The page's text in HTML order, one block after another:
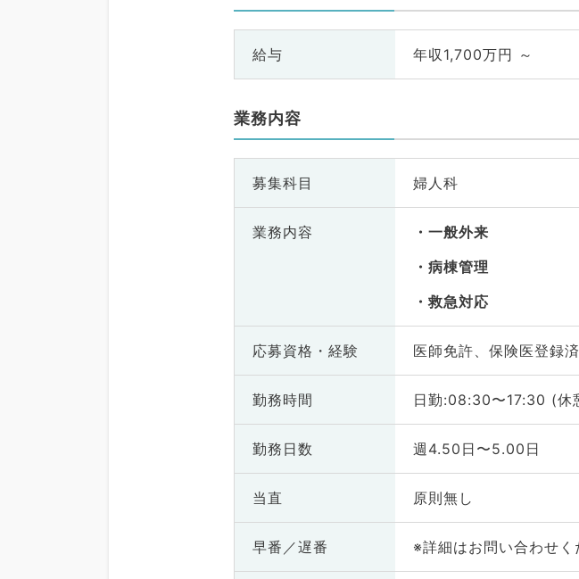
給与 年収1,700万円 ～
業務内容
募集科目 婦人科
業務内容
一般外来
病棟管理
救急対応
応募資格・ 経験 医師免許、保険医登録済
勤務時間 日勤:08:30〜17:30 (休
勤務日数 週4.50日〜5.00日
当直 原則無し
早番／遅番 ※詳細はお問い合わせく